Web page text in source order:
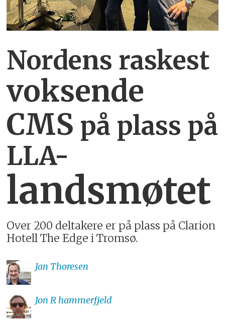
Nordens raskest
voksende
CMS på plass på
LLA-
landsmøtet
Over 200 deltakere er på plass på Clarion
Hotell The Edge i Tromsø.
Jan Thoresen
Jon R hammerfjeld